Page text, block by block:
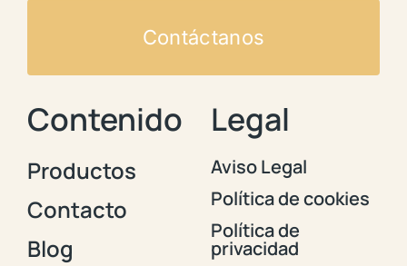
Contáctanos
Contenido
Productos
Contacto
Blog
Legal
Aviso Legal
Política de cookies
Política de
privacidad